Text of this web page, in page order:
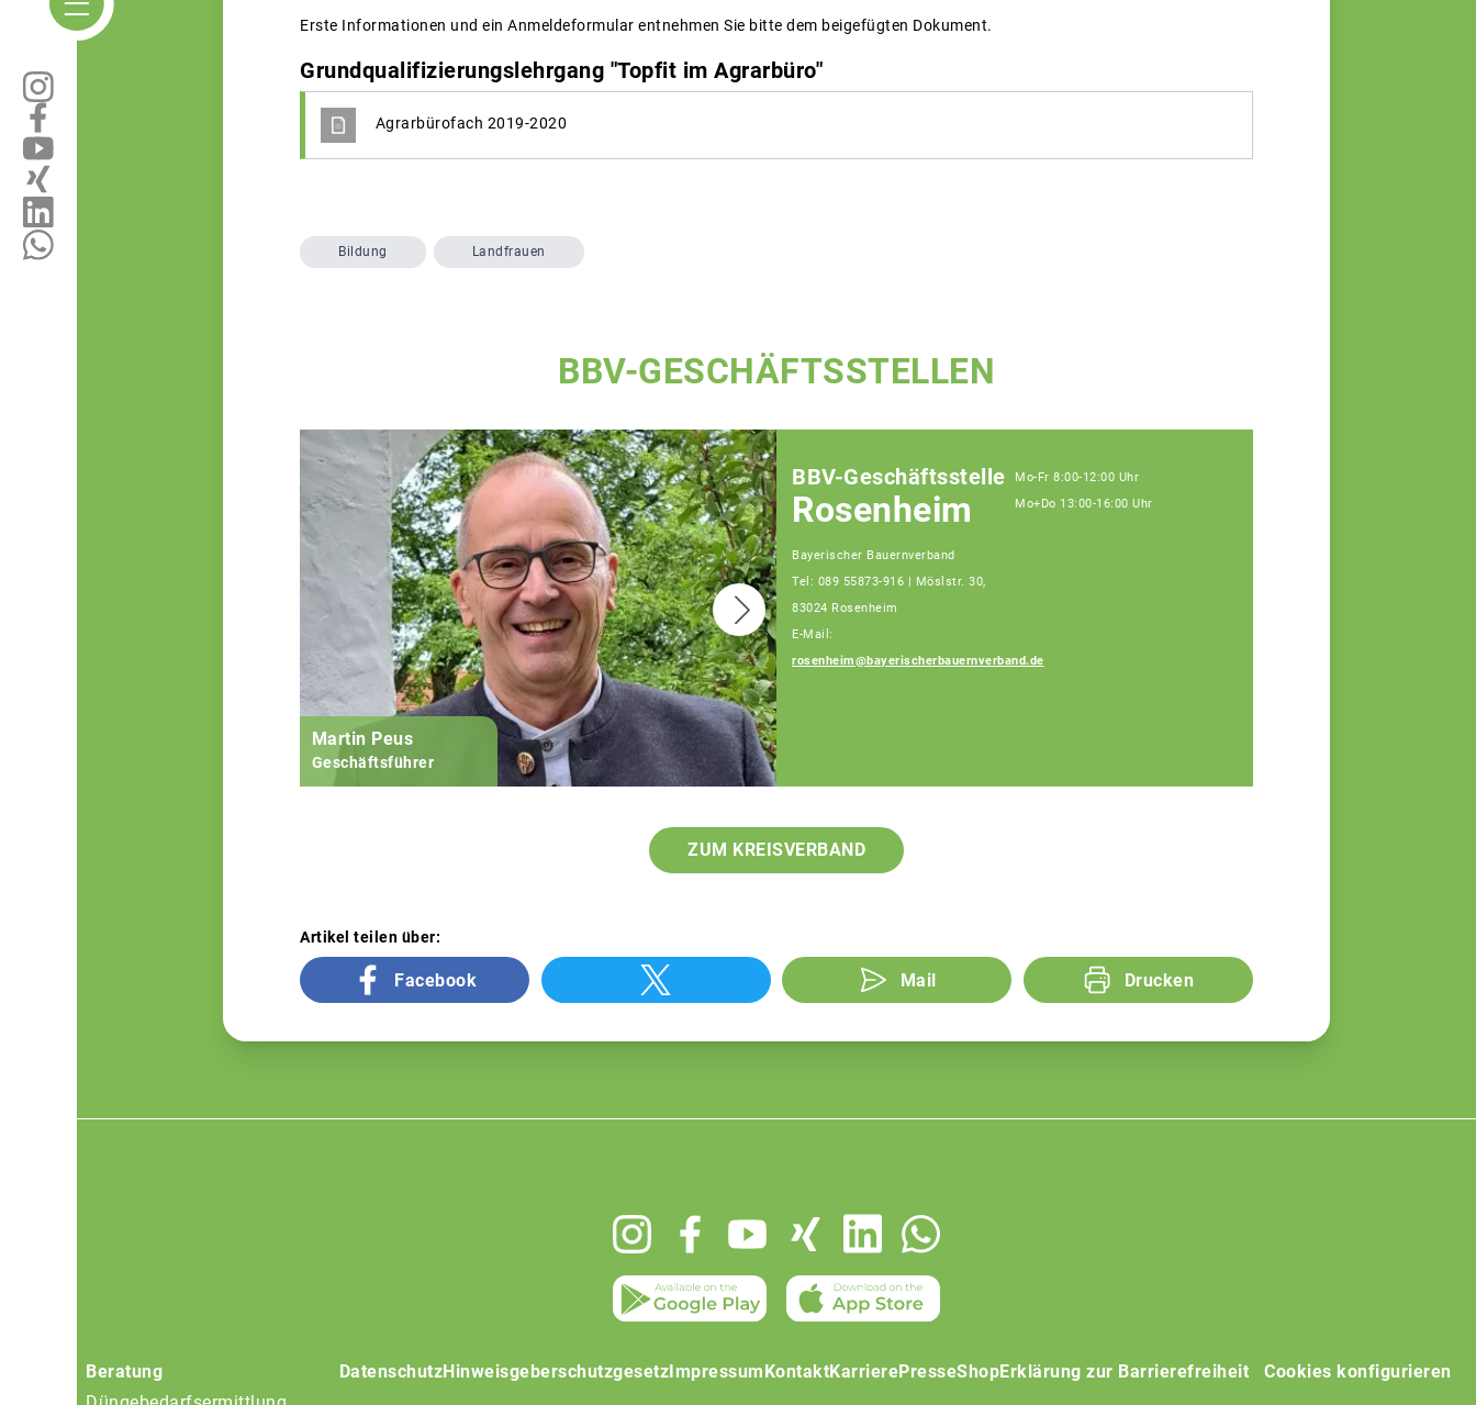
Erste Informationen und ein Anmeldeformular entnehmen Sie bitte dem beigefügten Dokument.
Grundqualifizierungslehrgang "Topfit im Agrarbüro"
Agrarbürofach 2019-2020
Bildung Landfrauen
BBV-GESCHÄFTSSTELLEN
Martin Peus
Geschäftsführer
BBV-Geschäftsstelle
Rosenheim
Bayerischer Bauernverband
Tel: 089 55873-916 | Möslstr. 30,
83024 Rosenheim
E-Mail:
rosenheim@bayerischerbauernverband.de
Mo-Fr 8:00-12:00 Uhr
Mo+Do 13:00-16:00 Uhr
ZUM KREISVERBAND
Artikel teilen über:
Facebook Mail Drucken
Beratung
DatenschutzHinweisgeberschutzgesetz Impressum KontaktKarrierePresseShopErklärung zur Barrierefreiheit Cookies konfigurieren